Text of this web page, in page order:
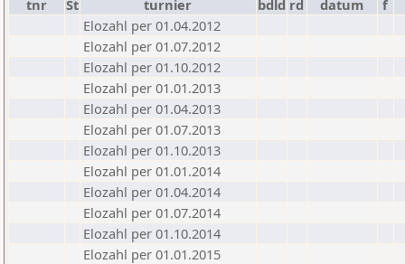
tnr St turnier bdld rd datum f
Elozahl per 01.04.2012
Elozahl per 01.07.2012
Elozahl per 01.10.2012
Elozahl per 01.01.2013
Elozahl per 01.04.2013
Elozahl per 01.07.2013
Elozahl per 01.10.2013
Elozahl per 01.01.2014
Elozahl per 01.04.2014
Elozahl per 01.07.2014
Elozahl per 01.10.2014
Elozahl per 01.01.2015